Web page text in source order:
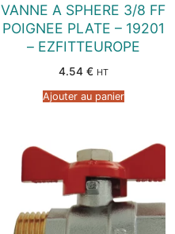
VANNE A SPHERE 3/8 FF
POIGNEE PLATE – 19201
– EZFITTEUROPE
4.54 € HT
Ajouter au panier